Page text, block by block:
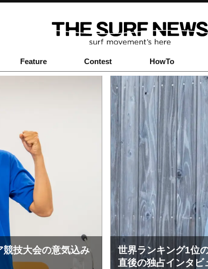
Feature Contest HowTo
1位のレオナルド・フィオラヴァンティが来
ンタビュー